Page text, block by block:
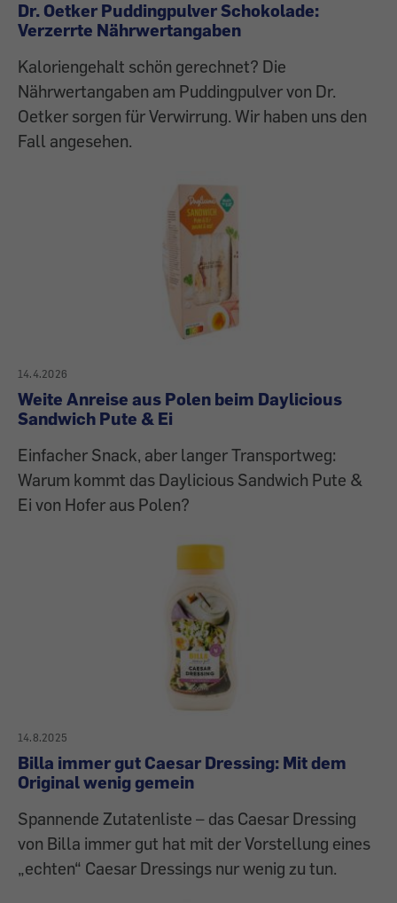
Dr. Oetker Puddingpulver Schokolade:
Verzerrte Nährwertangaben
Kaloriengehalt schön gerechnet? Die
Nährwertangaben am Puddingpulver von Dr.
Oetker sorgen für Verwirrung. Wir haben uns den
Fall angesehen.
14.4.2026
Weite Anreise aus Polen beim Daylicious
Sandwich Pute & Ei
Einfacher Snack, aber langer Transportweg:
Warum kommt das Daylicious Sandwich Pute &
Ei von Hofer aus Polen?
14.8.2025
Billa immer gut Caesar Dressing: Mit dem
Original wenig gemein
Spannende Zutatenliste – das Caesar Dressing
von Billa immer gut hat mit der Vorstellung eines
„echten“ Caesar Dressings nur wenig zu tun.